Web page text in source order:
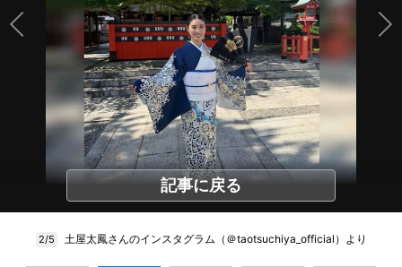
記事に戻る
2/5 土屋太鳳さんのインスタグラム（＠taotsuchiya_official）より